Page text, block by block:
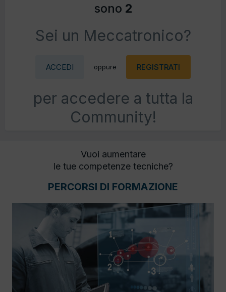
sono 2
Sei un Meccatronico?
ACCEDI oppure REGISTRATI
per accedere a tutta la
Community!
Vuoi aumentare
le tue competenze tecniche?
PERCORSI DI FORMAZIONE